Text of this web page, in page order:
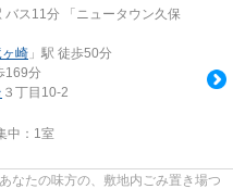
バス11分 「ニュータウン久保
崎 」駅 徒歩50分
169分
３丁目10-2
中： 1室
なたの味方の、敷地内ごみ置き場つ